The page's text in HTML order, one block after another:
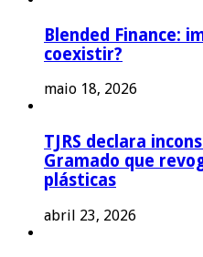
Blended Finance:
coexistir?
maio 18, 2026
TJRS declara
Gramado que
plásticas
abril 23, 2026